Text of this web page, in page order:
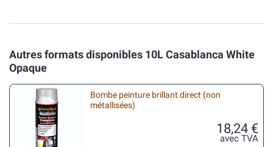
Autres formats disponibles 10L Casablanca White
Opaque
Bombe peinture brillant direct (non
métallisées)
18,24 €
avec TVA